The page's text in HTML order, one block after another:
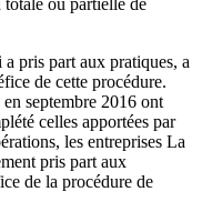
ou partielle de
pris part aux pratiques, a
de cette procédure.
septembre 2016 ont
celles apportées par
les entreprises La
pris part aux
de la procédure de